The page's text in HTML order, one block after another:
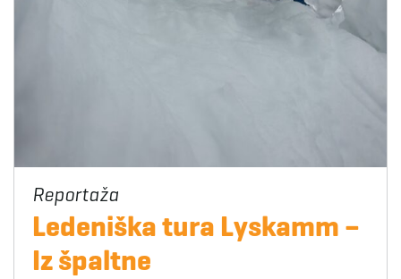
Ledeniška tura Lyskamm –
Iz špaltne